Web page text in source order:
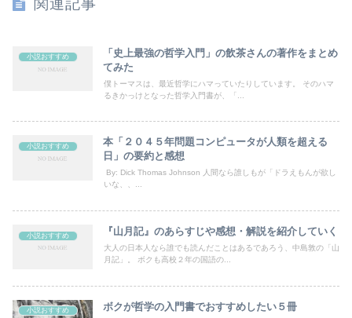
関連記事
小説おすすめ
「史上最強の哲学入門」の飲茶さんの著作をまとめ
てみた
僕トーマスは、最近哲学にハマっていたりしています。 そのハマ
るきかっけとなった哲学入門書が、「...
小説おすすめ
本「２０４５年問題コンピュータが人類を超える
日」の要約と感想
By: Dick Thomas Johnson 人間なら誰しもが「ドラえもんが欲し
いな、、...
小説おすすめ 『山月記』のあらすじや感想・解説を紹介していく
大人の日本人なら誰でも読んだことはあるであろう、中島敦の「山
月記」。 ボクも高校２年の国語の...
小説おすすめ ボクが哲学の入門書でおすすめしたい５冊